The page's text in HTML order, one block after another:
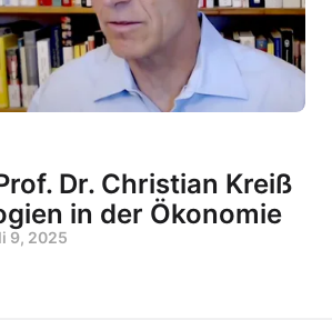
Dr. Christian Kreiß
in der Ökonomie
9, 2025